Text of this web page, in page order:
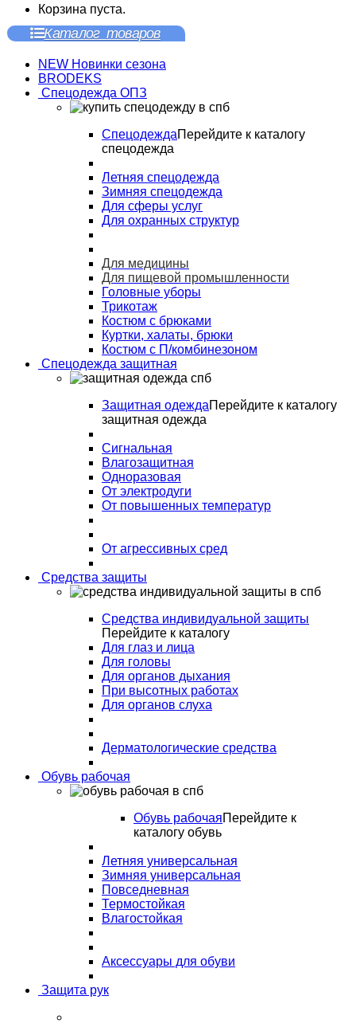
Корзина пуста.
Каталог товаров
NEW Новинки сезона
BRODEKS
Спецодежда ОПЗ
СпецодеждаПерейдите к каталогу
спецодежда
Летняя спецодежда
Зимняя спецодежда
Для сферы услуг
Для охранных структур
Для медицины
Для пищевой промышленности
Головные уборы
Трикотаж
Костюм с брюками
Куртки, халаты, брюки
Костюм с П/комбинезоном
Спецодежда защитная
Защитная одеждаПерейдите к каталогу
защитная одежда
Сигнальная
Влагозащитная
Одноразовая
От электродуги
От повышенных температур
От агрессивных сред
Средства защиты
Средства индивидуальной защиты
Перейдите к каталогу
Для глаз и лица
Для головы
Для органов дыхания
При высотных работах
Для органов слуха
Дерматологические средства
Обувь рабочая
Обувь рабочаяПерейдите к
каталогу обувь
Летняя универсальная
Зимняя универсальная
Повседневная
Термостойкая
Влагостойкая
Аксессуары для обуви
Защита рук